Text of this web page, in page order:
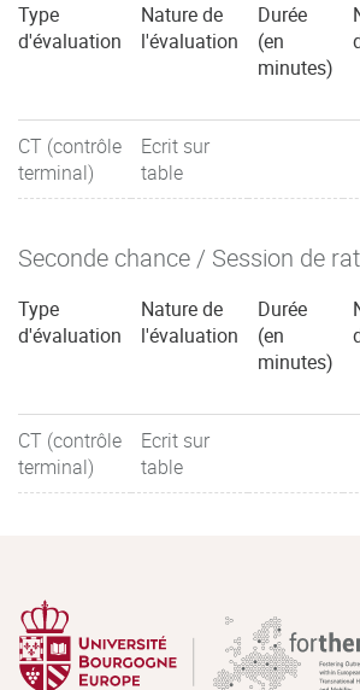
Type
d'évaluation
Nature de
l'évaluation
Durée
(en
minutes)
CT (contrôle
terminal)
Ecrit sur
table
Seconde chance / Session de
Type
d'évaluation
Nature de
l'évaluation
Durée
(en
minutes)
CT (contrôle
terminal)
Ecrit sur
table